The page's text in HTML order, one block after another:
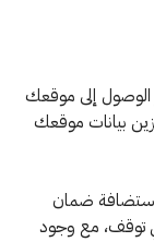
الوصول إلى موقعك
بيانات موقعك
ضمان
توقف، مع وجود